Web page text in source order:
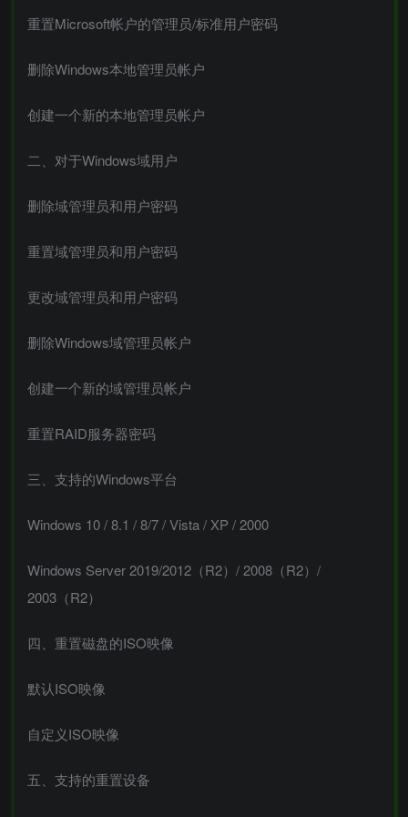
重置Microsoft帐户的管理员/标准用户密码
删除Windows本地管理员帐户
创建一个新的本地管理员帐户
二、对于Windows域用户
删除域管理员和用户密码
重置域管理员和用户密码
更改域管理员和用户密码
删除Windows域管理员帐户
创建一个新的域管理员帐户
重置RAID服务器密码
三、支持的Windows平台
Windows 10 / 8.1 / 8/7 / Vista / XP / 2000
Windows Server 2019/2012（R2）/ 2008（R2）/
2003（R2）
四、重置磁盘的ISO映像
默认ISO映像
自定义ISO映像
五、支持的重置设备